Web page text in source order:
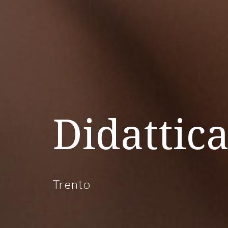
Trento